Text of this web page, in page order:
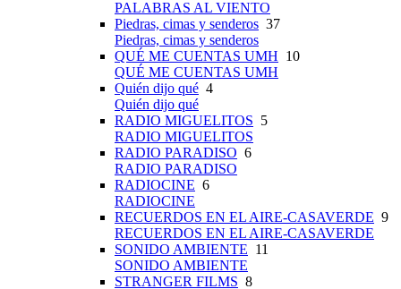
PALABRAS AL VIENTO
Piedras, cimas y senderos 37
Piedras, cimas y senderos
QUÉ ME CUENTAS UMH 10
QUÉ ME CUENTAS UMH
Quién dijo qué 4
Quién dijo qué
RADIO MIGUELITOS 5
RADIO MIGUELITOS
RADIO PARADISO 6
RADIO PARADISO
RADIOCINE 6
RADIOCINE
RECUERDOS EN EL AIRE-CASAVERDE 9
RECUERDOS EN EL AIRE-CASAVERDE
SONIDO AMBIENTE 11
SONIDO AMBIENTE
STRANGER FILMS 8